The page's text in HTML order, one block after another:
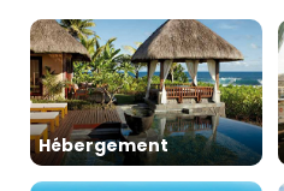
Hébergement